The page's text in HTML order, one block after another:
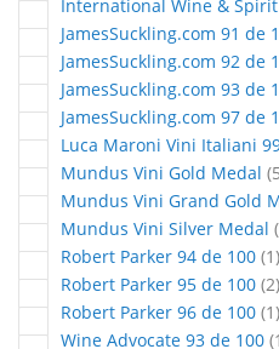
International Wine &
JamesSuckling.com 91 de
JamesSuckling.com 92 de
JamesSuckling.com 93 de
JamesSuckling.com 97 de
Luca Maroni Vini Italiani
Mundus Vini Gold Medal 5
Mundus Vini Grand Gold
Mundus Vini Silver Medal
Robert Parker 94 de 100 1
Robert Parker 95 de 100 2
Robert Parker 96 de 100 1
Wine Advocate 93 de 100 1